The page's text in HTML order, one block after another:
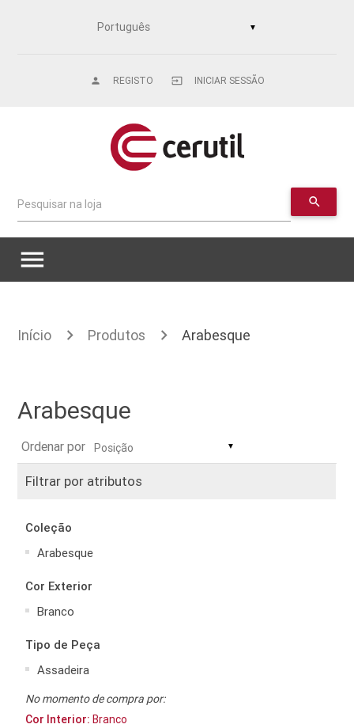
▼
REGISTO
person INICIAR SESSÃO
input
Pesquisar na loja search
menu
Início Produtos Arabesque
Arabesque
Ordenar por ▼
Filtrar por atributos
Coleção
Arabesque
Cor Exterior
Branco
Tipo de Peça
Assadeira
No momento de compra por:
Cor Interior: Branco